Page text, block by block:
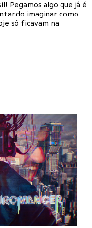
Pegamos algo que já é
imaginar como
só ficavam na